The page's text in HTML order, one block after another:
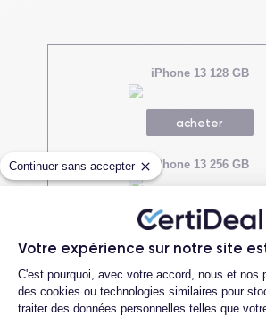
Continuer sans accepter
Votre expérience sur notre site
Plateforme de Gestion
C'est pourquoi, avec votre accord, nous et nos
des cookies ou technologies similaires pour
traiter des données personnelles telles que
iPhone 13 128 GB
acheter
iPhone 13 256 GB
acheter
Liens utiles